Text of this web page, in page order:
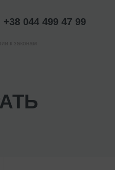
+38 044 499 47 99